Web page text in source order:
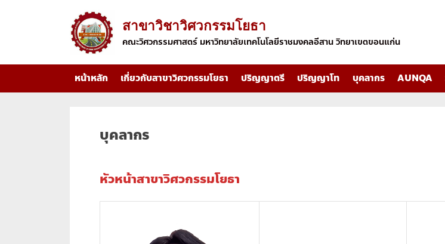
สาขาวิชาวิศวกรรมโยธา
คณะวิศวกรรมศาสตร์ มหาวิทยาลัยเทคโนโลยีราชมงคลอีสาน วิทยาเขตขอนแก่น
หน้าหลัก เกี่ยวกับสาขาวิศวกรรมโยธา ปริญญาตรี ปริญญาโท บุคลากร AUNQA
บุคลากร
หัวหน้าสาขาวิศวกรรมโยธา